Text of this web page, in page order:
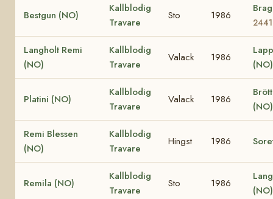
Bestgun (NO)
Kallblodig
Travare
Sto 1986
Langholt Remi
(NO)
Kallblodig
Travare
Valack 1986
(NO)
Platini (NO)
Kallblodig
Travare
Valack 1986
(NO)
Remi Blessen
(NO)
Kallblodig
Travare
Hingst 1986
Remila (NO)
Kallblodig
Travare
Sto 1986
(NO)